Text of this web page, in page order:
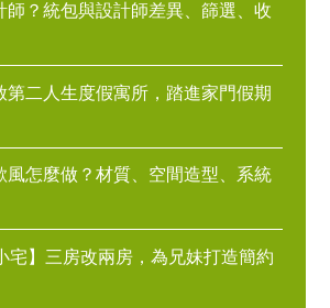
師？統包與設計師差異、篩選、收
第二人生度假寓所，踏進家門假期
風怎麼做？材質、空間造型、系統
宅】三房改兩房，為兄妹打造簡約